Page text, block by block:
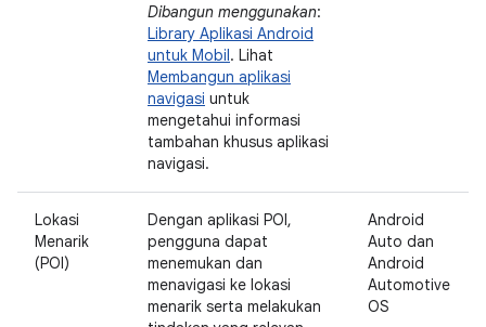
Dibangun menggunakan:
Library Aplikasi Android
untuk Mobil. Lihat
Membangun aplikasi
navigasi untuk
mengetahui informasi
tambahan khusus aplikasi
navigasi.
Lokasi
Menarik
(POI)
Dengan aplikasi POI,
pengguna dapat
menemukan dan
menavigasi ke lokasi
menarik serta melakukan
Android
Auto dan
Android
Automotive
OS